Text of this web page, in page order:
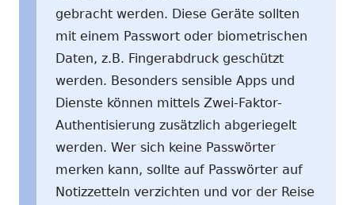
gebracht werden. Diese Geräte sollten
mit einem Passwort oder biometrischen
Daten, z.B. Fingerabdruck geschützt
werden. Besonders sensible Apps und
Dienste können mittels Zwei-Faktor-
Authentisierung zusätzlich abgeriegelt
werden. Wer sich keine Passwörter
merken kann, sollte auf Passwörter auf
Notizzetteln verzichten und vor der Reise